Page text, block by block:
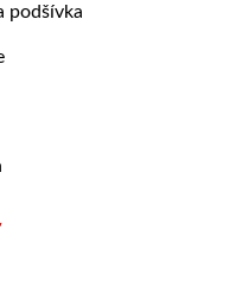
podšívka